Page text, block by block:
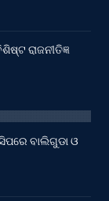
ରାଜନୀତିଜ୍ଞ
ବାଲିଗୁଡା ଓ